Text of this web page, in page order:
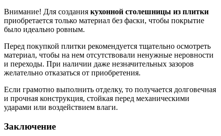
Внимание! Для создания кухонной столешницы из плитки
приобретается только материал без фаски, чтобы покрытие
было идеально ровным.
Перед покупкой плитки рекомендуется тщательно осмотреть
материал, чтобы на нем отсутствовали ненужные неровности
и переходы. При наличии даже незначительных зазоров
желательно отказаться от приобретения.
Если грамотно выполнить отделку, то получается долговечная
и прочная конструкция, стойкая перед механическими
ударами или воздействием влаги.
Заключение